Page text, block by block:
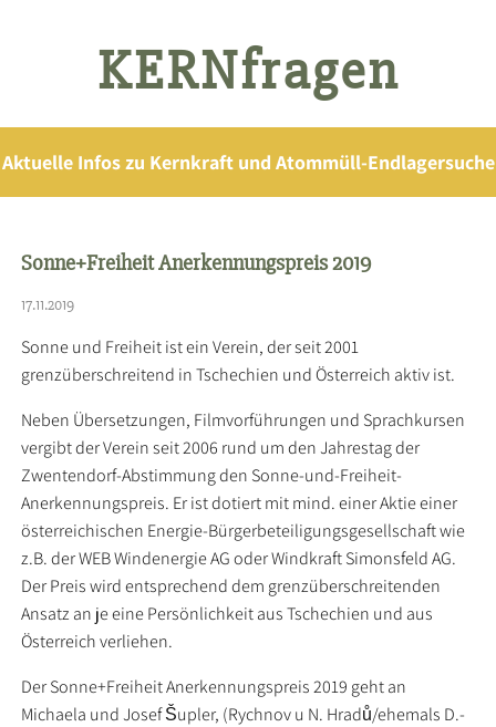
KERNfragen
Aktuelle Infos zu Kernkraft und Atommüll-Endlagersuche
Sonne+Freiheit Anerkennungspreis 2019
17.11.2019
Sonne und Freiheit ist ein Verein, der seit 2001
grenzüberschreitend in Tschechien und Österreich aktiv ist.
Neben Übersetzungen, Filmvorführungen und Sprachkursen
vergibt der Verein seit 2006 rund um den Jahrestag der
Zwentendorf-Abstimmung den Sonne-und-Freiheit-
Anerkennungspreis. Er ist dotiert mit mind. einer Aktie einer
österreichischen Energie-Bürgerbeteiligungsgesellschaft wie
z.B. der WEB Windenergie AG oder Windkraft Simonsfeld AG.
Der Preis wird entsprechend dem grenzüberschreitenden
Ansatz an je eine Persönlichkeit aus Tschechien und aus
Österreich verliehen.
Der Sonne+Freiheit Anerkennungspreis 2019 geht an
Michaela und Josef Šupler, (Rychnov u N. Hradů/ehemals D.-